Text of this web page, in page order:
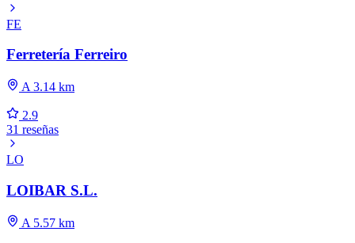
FE
Ferretería Ferreiro
A 3.14 km
2.9
31 reseñas
LO
LOIBAR S.L.
A 5.57 km